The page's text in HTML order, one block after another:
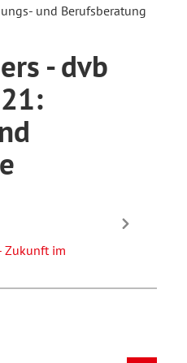
und Berufsberatung
- dvb
Zukunft im